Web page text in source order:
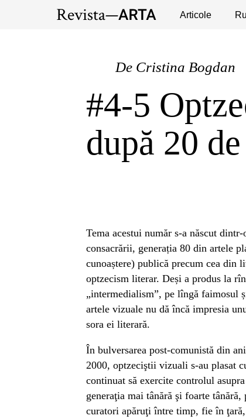
Articole
Expoziții Evenimente Interviuri
De Cristina Bogdan
#4-5
după 20
Tema acestui număr s-a născut
consacrării, generația 80 din artele
cunoaștere) publică precum cea din
optzecism literar. Deși a produs la
„intermedialism”, pe lîngă faimosul
artele vizuale nu dă încă impresia
sora ei literară.
În bulversarea post-comunistă din
2000, optzeciştii vizuali s-au plasat
continuat să exercite controlul
generaţia mai tânără şi foarte
curatori apăruţi între timp, fie în